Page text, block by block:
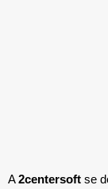
A2centersoft se